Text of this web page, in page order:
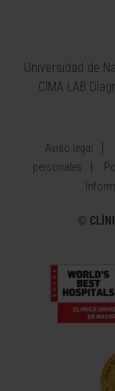
Universidad de
CIMA LAB
Aviso legal
personales
©